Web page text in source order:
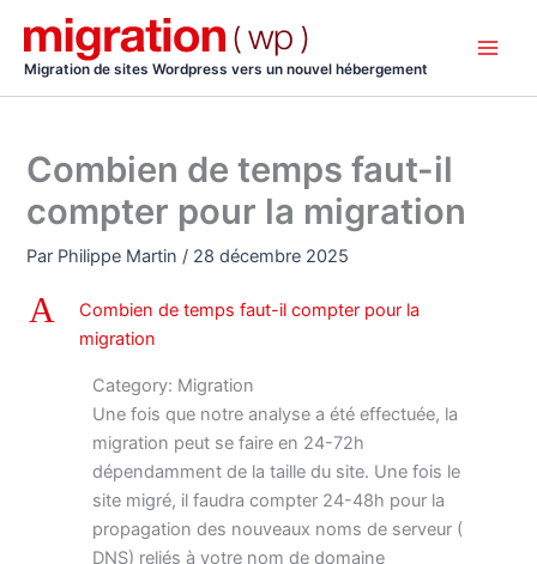
contenu
Migration de sites Wordpress vers un nouvel hébergement
Combien de temps faut-il
compter pour la migration
Par Philippe Martin / 28 décembre 2025
A
Combien de temps faut-il compter pour la
migration
Category: Migration
Une fois que notre analyse a été effectuée, la
migration peut se faire en 24-72h
dépendamment de la taille du site. Une fois le
site migré, il faudra compter 24-48h pour la
propagation des nouveaux noms de serveur (
DNS) reliés à votre nom de domaine